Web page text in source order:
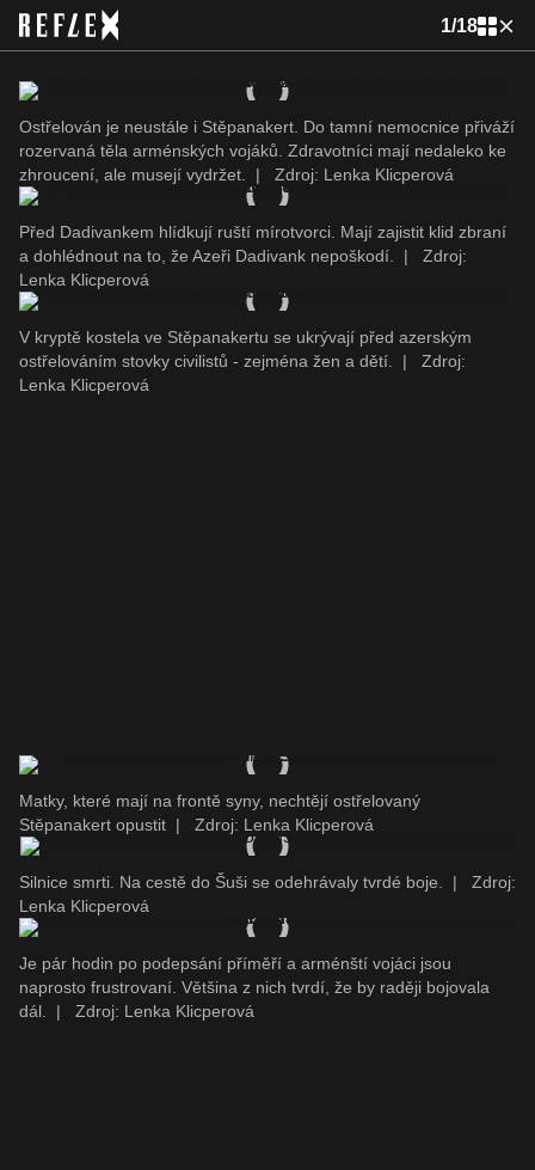
1/18
Ostřelován je neustále i Stěpanakert. Do tamní nemocnice přiváží
rozervaná těla arménských vojáků. Zdravotníci mají nedaleko ke
zhroucení, ale musejí vydržet.
| Zdroj: Lenka Klicperová
Před Dadivankem hlídkují ruští mírotvorci. Mají zajistit klid zbraní
a dohlédnout na to, že Azeři Dadivank nepoškodí.
|
Zdroj:
Lenka Klicperová
V kryptě kostela ve Stěpanakertu se ukrývají před azerským
ostřelováním stovky civilistů - zejména žen a dětí.
|
Zdroj:
Lenka Klicperová
Matky, které mají na frontě syny, nechtějí ostřelovaný
Stěpanakert opustit | Zdroj: Lenka Klicperová
Silnice smrti. Na cestě do Šuši se odehrávaly tvrdé boje. |
Zdroj:
Lenka Klicperová
Je pár hodin po podepsání příměří a arménští vojáci jsou
naprosto frustrovaní. Většina z nich tvrdí, že by raději bojovala
dál.
| Zdroj: Lenka Klicperová